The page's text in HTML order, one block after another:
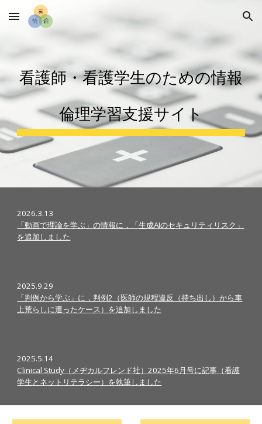
Skip to main content Skip to navigation
看護師・看護学生のための情報
倫理学習支援サイト
2026.3.13
「動画で理論を学ぶ」の情報に，「生成AIのセキュリティリスク」
を追加しました
2025.9.29
「判例から学ぶ」に，判例2（医師の規程違反（持ち出し）から車
上荒らしに遭ったケース）を追加しました
2025.5.14
Clinical Study（メヂカルフレンド社）2025年6月号に記事（看護
学生とネットリテラシー）を執筆しました